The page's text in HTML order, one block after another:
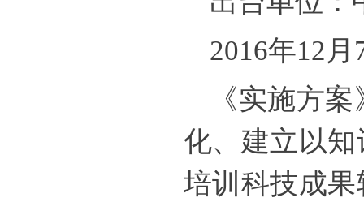
2016年12
《实施方
化、建立以
培训科技成